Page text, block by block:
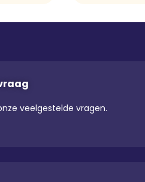
veelgestelde vragen.